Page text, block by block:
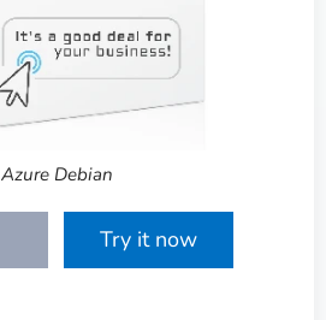
Azure Debian
Try it now